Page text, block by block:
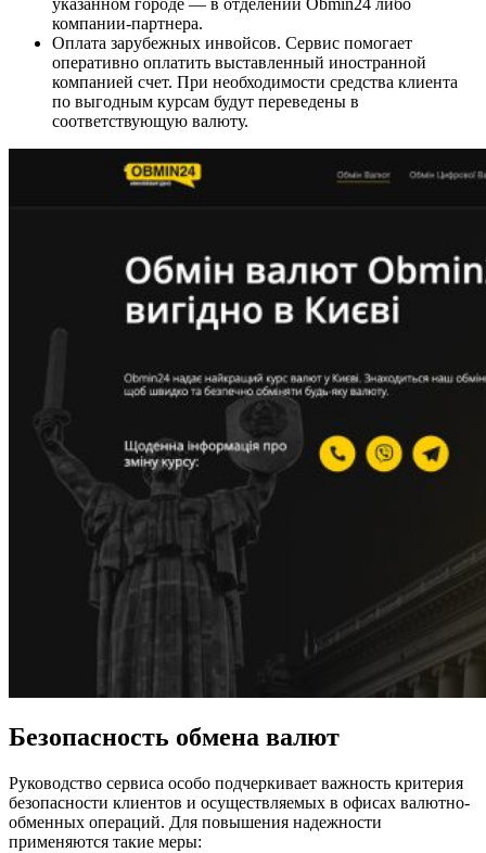
компании-партнера.
Оплата зарубежных инвойсов. Сервис помогает
оперативно оплатить выставленный иностранной
компанией счет. При необходимости средства клиента
по выгодным курсам будут переведены в
соответствующую валюту.
Безопасность обмена валют
Руководство сервиса особо подчеркивает важность критерия
безопасности клиентов и осуществляемых в офисах валютно-
обменных операций. Для повышения надежности
применяются такие меры: